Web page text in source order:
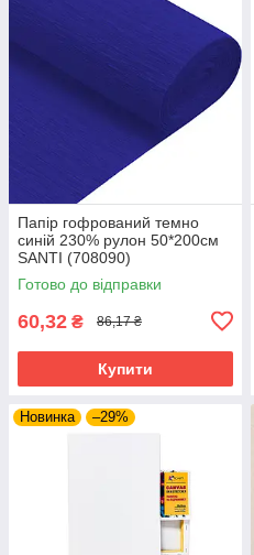
Папір гофрований темно
синій 230% рулон 50*200см
SANTI (708090)
Готово до відправки
60,32 ₴ 86,17 ₴
Купити
Новинка –29%